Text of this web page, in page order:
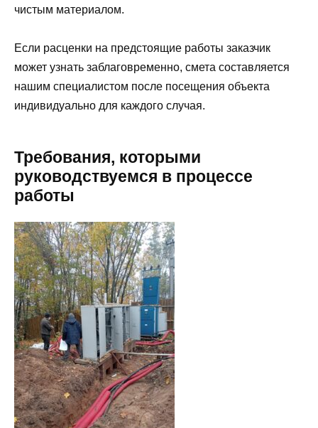
чистым материалом.
Если расценки на предстоящие работы заказчик
может узнать заблаговременно, смета составляется
нашим специалистом после посещения объекта
индивидуально для каждого случая.
Требования, которыми
руководствуемся в процессе
работы